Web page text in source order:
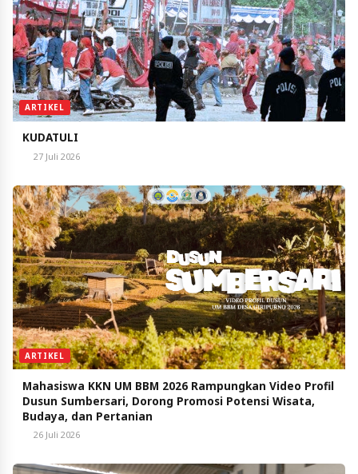
ARTIKEL
KUDATULI
27 Juli 2026
ARTIKEL
Mahasiswa KKN UM BBM 2026 Rampungkan Video Profil
Dusun Sumbersari, Dorong Promosi Potensi Wisata,
Budaya, dan Pertanian
26 Juli 2026